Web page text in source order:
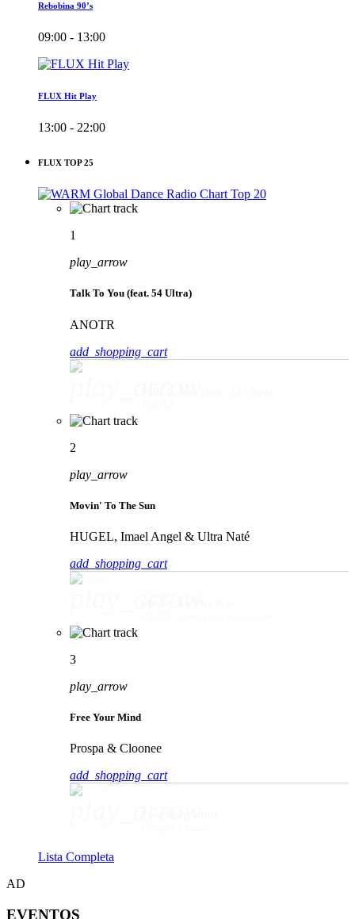
Rebobina 90’s
09:00 - 13:00
FLUX Hit Play
13:00 - 22:00
FLUX TOP 25
1
play_arrow
Talk To You (feat. 54 Ultra)
ANOTR
add_shopping_cart
2
play_arrow
Movin' To The Sun
HUGEL, Imael Angel & Ultra Naté
add_shopping_cart
3
play_arrow
Free Your Mind
Prospa & Cloonee
add_shopping_cart
Lista Completa
AD
EVENTOS